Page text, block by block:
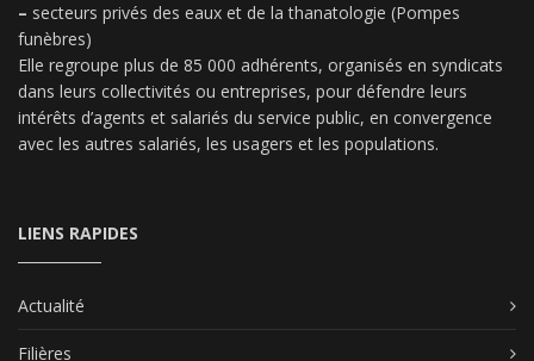
– secteurs privés des eaux et de la thanatologie (Pompes
funèbres)
Elle regroupe plus de 85 000 adhérents, organisés en syndicats
dans leurs collectivités ou entreprises, pour défendre leurs
intérêts d’agents et salariés du service public, en convergence
avec les autres salariés, les usagers et les populations.
LIENS RAPIDES
Actualité
Filières